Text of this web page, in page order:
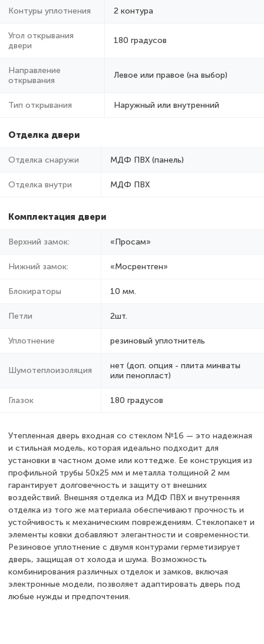
Контуры уплотнения 2 контура
Угол открывания
двери
180 градусов
Направление
открывания
Левое или правое (на выбор)
Тип открывания Наружный или внутренний
Отделка двери
Отделка снаружи МДФ ПВХ (панель)
Отделка внутри МДФ ПВХ
Комплектация двери
Верхний замок: «Просам»
Нижний замок: «Мосрентген»
Блокираторы 10 мм.
Петли 2шт.
Уплотнение резиновый уплотнитель
Шумотеплоизоляция
нет (доп. опция - плита минваты
или пенопласт)
Глазок 180 градусов
Утепленная дверь входная со стеклом №16 — это надежная
и стильная модель, которая идеально подходит для
установки в частном доме или коттедже. Ее конструкция из
профильной трубы 50х25 мм и металла толщиной 2 мм
гарантирует долговечность и защиту от внешних
воздействий. Внешняя отделка из МДФ ПВХ и внутренняя
отделка из того же материала обеспечивают прочность и
устойчивость к механическим повреждениям. Стеклопакет и
элементы ковки добавляют элегантности и современности.
Резиновое уплотнение с двумя контурами герметизирует
дверь, защищая от холода и шума. Возможность
комбинирования различных отделок и замков, включая
электронные модели, позволяет адаптировать дверь под
любые нужды и предпочтения.